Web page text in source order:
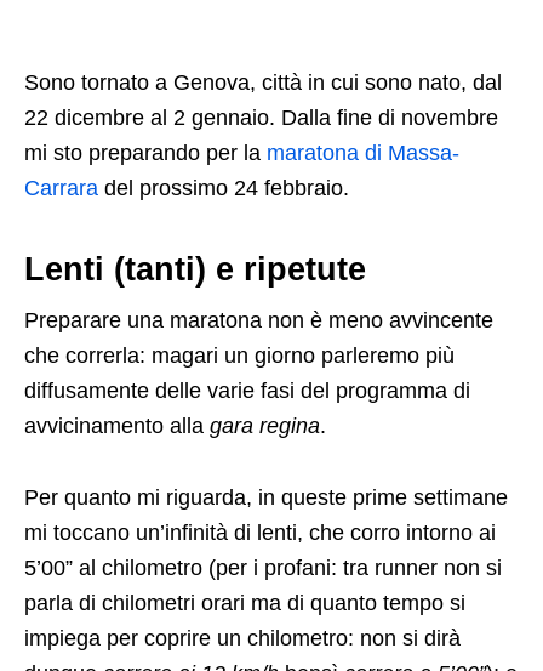
Sono tornato a Genova, città in cui sono nato, dal
22 dicembre al 2 gennaio. Dalla fine di novembre
mi sto preparando per la maratona di Massa-
Carrara del prossimo 24 febbraio.
Lenti (tanti) e ripetute
Preparare una maratona non è meno avvincente
che correrla: magari un giorno parleremo più
diffusamente delle varie fasi del programma di
avvicinamento alla gara regina.
Per quanto mi riguarda, in queste prime settimane
mi toccano un’infinità di lenti, che corro intorno ai
5’00” al chilometro (per i profani: tra runner non si
parla di chilometri orari ma di quanto tempo si
impiega per coprire un chilometro: non si dirà